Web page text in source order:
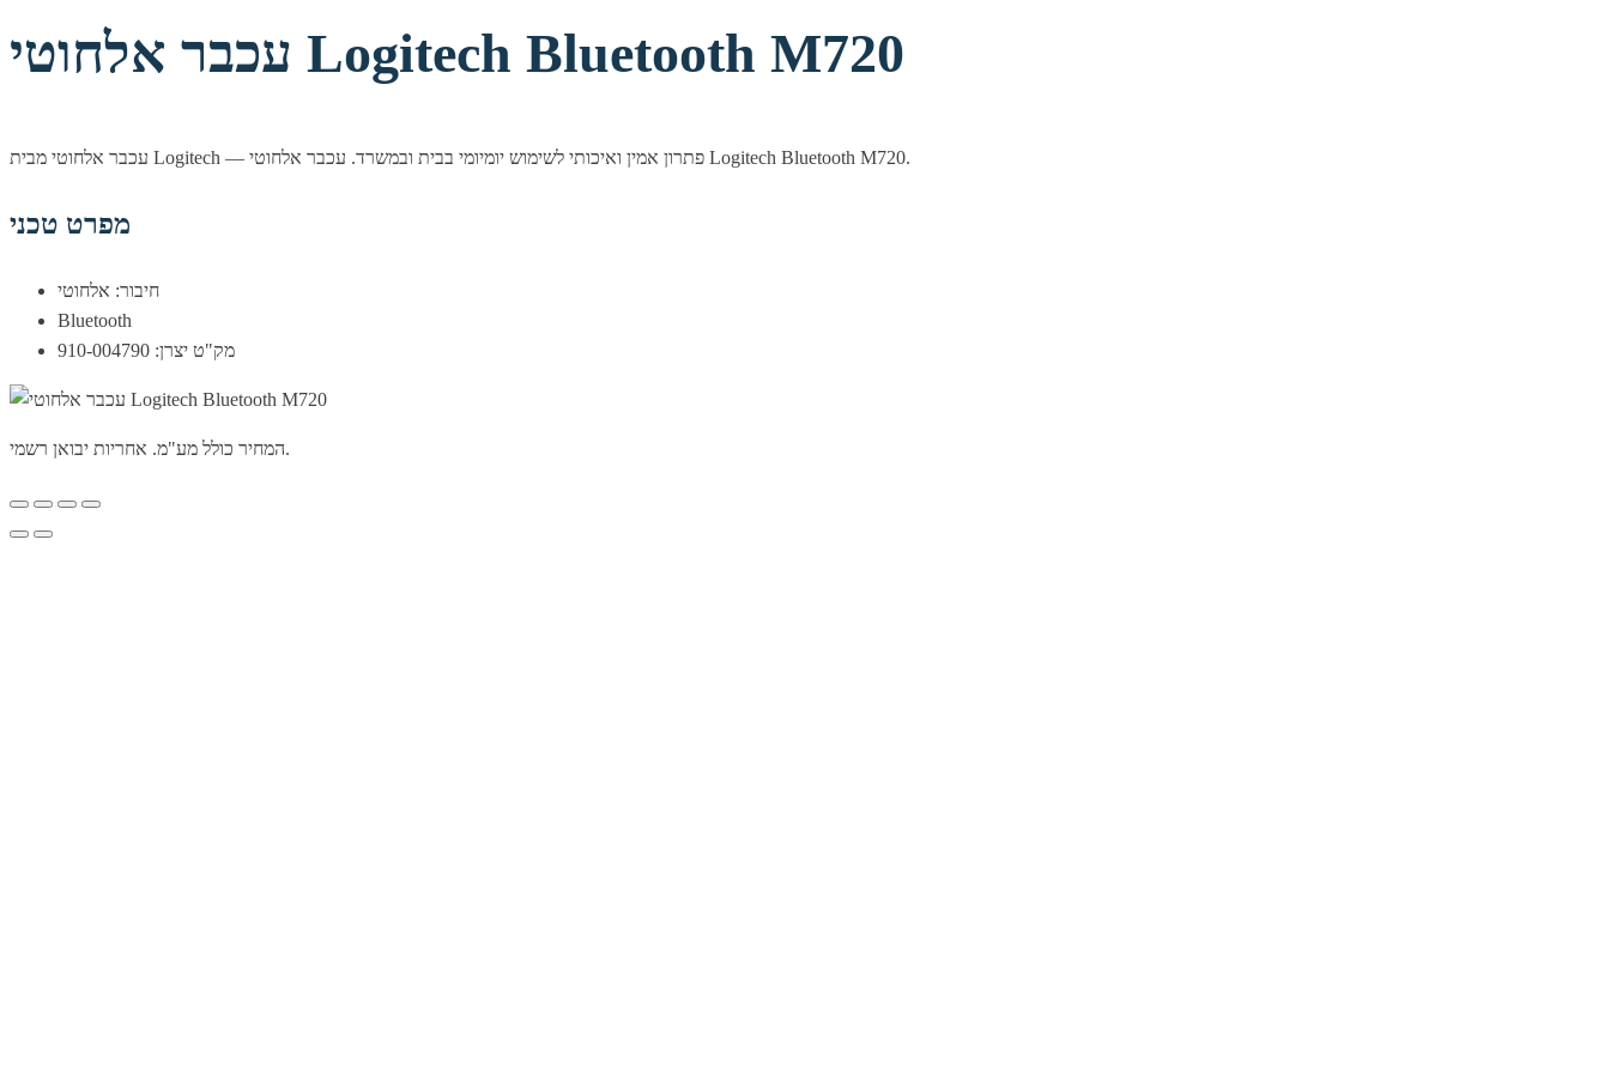
עכבר אלחוטי Logitech Bluetooth M720
עכבר אלחוטי מבית Logitech — פתרון אמין ואיכותי לשימוש יומיומי בבית ובמשרד. עכבר אלחוטי Logitech Bluetooth M720.
מפרט טכני
חיבור: אלחוטי
Bluetooth
מק"ט יצרן: 910-004790
המחיר כולל מע"מ. אחריות יבואן רשמי.